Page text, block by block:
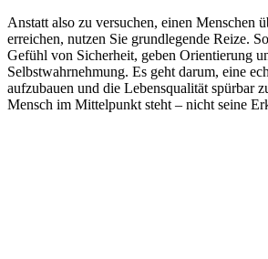
Anstatt also zu versuchen, einen Menschen
erreichen, nutzen Sie grundlegende Reize.
Gefühl von Sicherheit, geben Orientierung
Selbstwahrnehmung. Es geht darum, eine
aufzubauen und die Lebensqualität spürbar
Mensch im Mittelpunkt steht – nicht seine